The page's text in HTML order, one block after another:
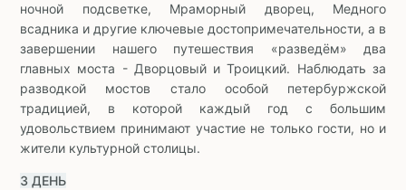
ночной подсветке, Мраморный дворец, Медного
всадника и другие ключевые достопримечательности, а в
завершении нашего путешествия «разведём» два
главных моста - Дворцовый и Троицкий. Наблюдать за
разводкой мостов стало особой петербуржской
традицией, в которой каждый год с большим
удовольствием принимают участие не только гости, но и
жители культурной столицы.
3 ДЕНЬ